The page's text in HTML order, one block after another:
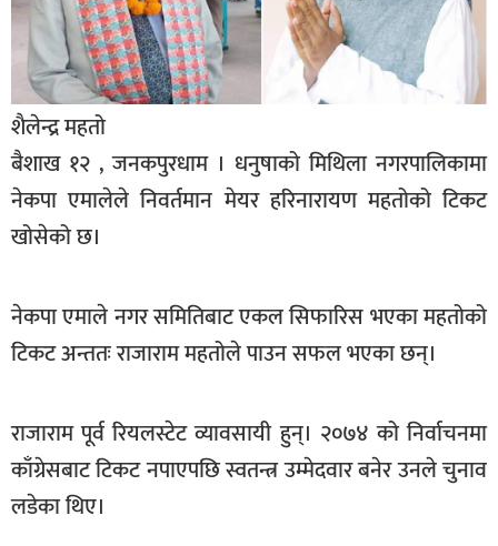
राजनीति
प्रमुख
समाचार
अन्तराष्ट्रिय
अन्तरबार्ता
खेलकुद
फोटो
/
भिडियो
अन्य
शैलेन्द्र महतो
बैशाख १२ , जनकपुरधाम । धनुषाको मिथिला नगरपालिकामा
नेकपा एमालेले निवर्तमान मेयर हरिनारायण महतोको टिकट
खोसेको छ।
नेकपा एमाले नगर समितिबाट एकल सिफारिस भएका महतोको
टिकट अन्ततः राजाराम महतोले पाउन सफल भएका छन्।
राजाराम पूर्व रियलस्टेट व्यावसायी हुन्। २०७४ को निर्वाचनमा
काँग्रेसबाट टिकट नपाएपछि स्वतन्त्र उम्मेदवार बनेर उनले चुनाव
लडेका थिए।